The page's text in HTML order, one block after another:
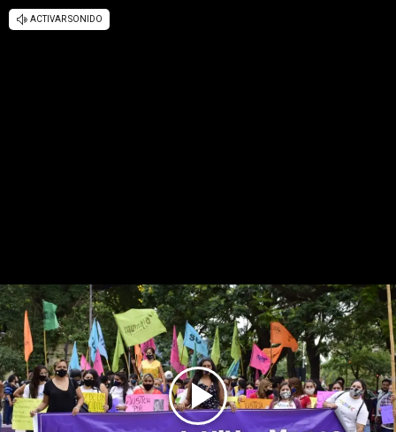
Play
Video
ACTIVAR SONIDO